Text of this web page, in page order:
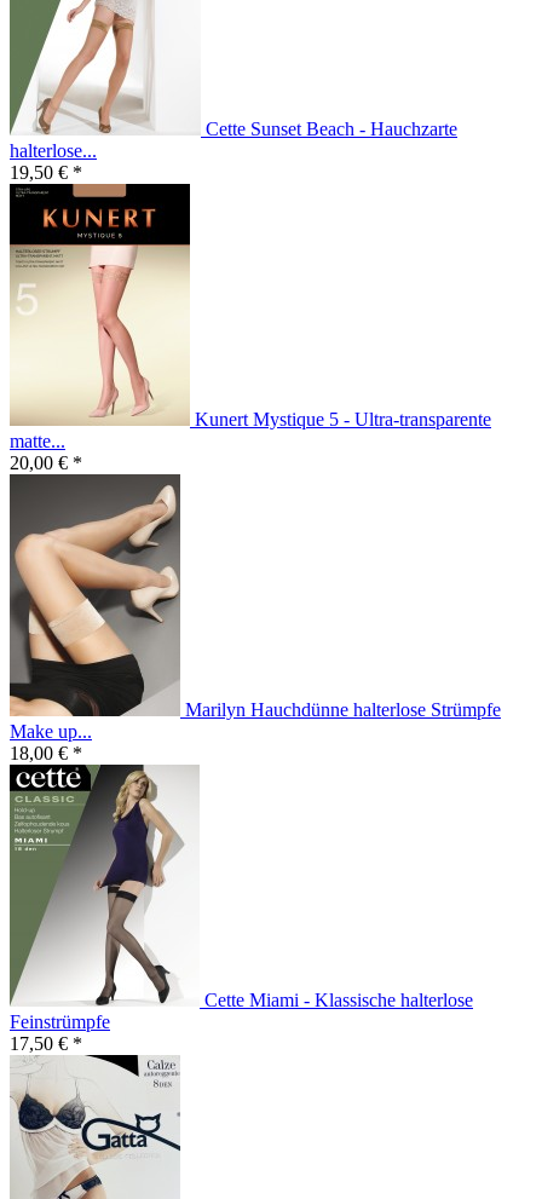
Cette Sunset Beach - Hauchzarte
halterlose...
19,50 € *
Kunert Mystique 5 - Ultra-transparente
matte...
20,00 € *
Marilyn Hauchdünne halterlose Strümpfe
Make up...
18,00 € *
Cette Miami - Klassische halterlose
Feinstrümpfe
17,50 € *